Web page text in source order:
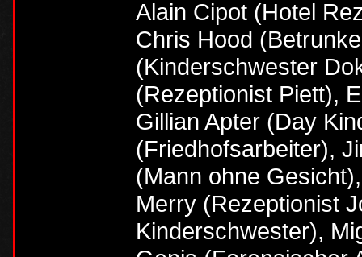
Alain Cipot (Hotel
Chris Hood
(Kinderschwester
(Rezeptionist Piett),
Gillian Apter (Day
(Friedhofsarbeiter),
(Mann ohne
Merry (Rezeptionist
Kinderschwester),